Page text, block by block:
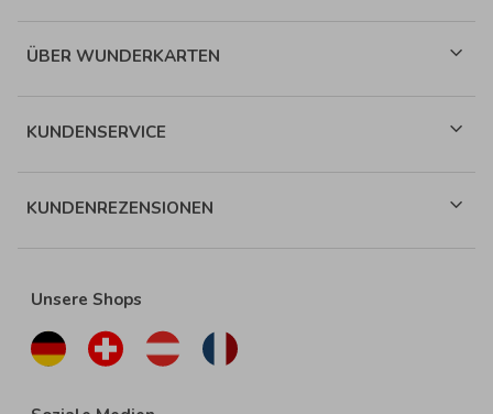
ÜBER WUNDERKARTEN
KUNDENSERVICE
KUNDENREZENSIONEN
Unsere Shops